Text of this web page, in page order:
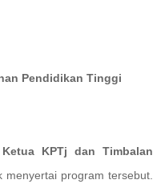
Pendidikan Tinggi
KPTj dan Timbalan
menyertai program tersebut.